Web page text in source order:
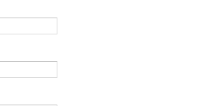
sentido minha falta, informo
para trazer mais contribuições